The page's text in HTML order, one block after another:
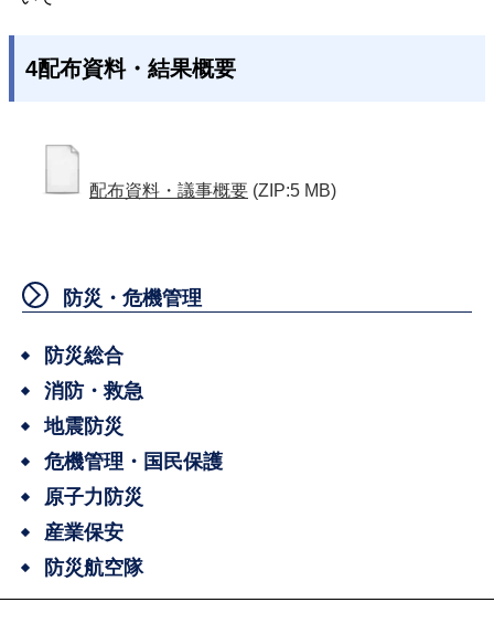
4配布資料・結果概要
配布資料・議事概要 (ZIP:5 MB)
防災・危機管理
防災総合
消防・救急
地震防災
危機管理・国民保護
原子力防災
産業保安
防災航空隊